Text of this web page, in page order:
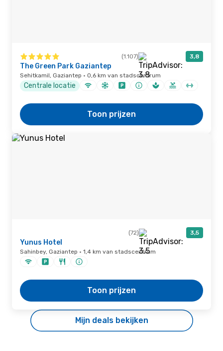
(1.107) 3,8
The Green Park Gaziantep
Sehitkamil, Gaziantep · 0,6 km van stadscentrum
Centrale locatie
Toon prijzen
(72) 3,5
Yunus Hotel
Sahinbey, Gaziantep · 1,4 km van stadscentrum
Toon prijzen
Mijn deals bekijken